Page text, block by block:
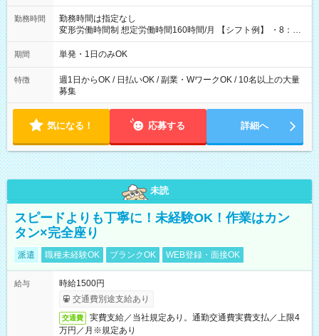
勤務時間
勤務時間は指定なし
変形労働時間制 想定労働時間160時間/月 【シフト例】 ・8：00
～21：00
期間 単発・1日のみOK
特徴
週1日からOK / 日払いOK / 副業・WワークOK / 10名以上の大量
募集
気になる！ 応募する 詳細へ
未読
スピードよりも丁寧に！未経験OK！作業はカン
タン×完全座り
派遣 職種未経験OK ブランクOK WEB登録・面接OK
給与
時給1500円
交通費別途支給あり
交通費
実費支給／当社規定あり。通勤交通費実費支払／上限4
万円／月※規定あり